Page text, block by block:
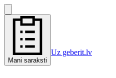
Mani saraksti
Uz geberit.lv